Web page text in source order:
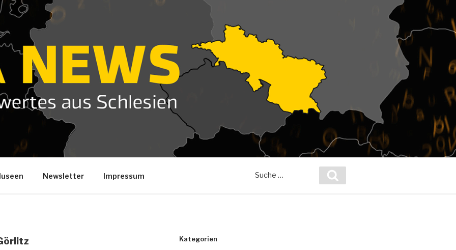
Newsletter Impressum
Kategorien